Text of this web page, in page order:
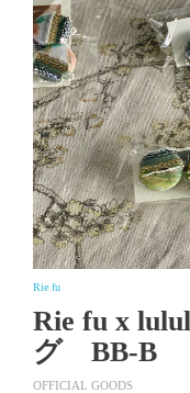
Rie fu
Rie fu x
グ BB-B
OFFICIAL GOODS